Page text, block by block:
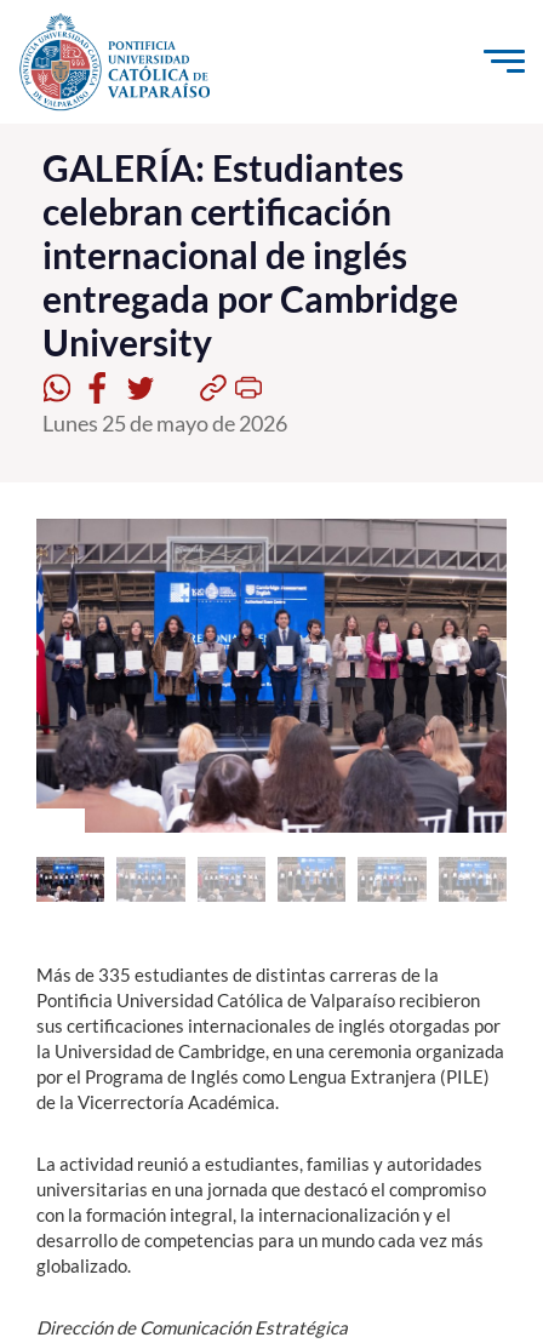
Click acá para ir directamente al contenido
La Universidad
Investigación, Creación e Innovación
PUCV Internacional
Vinculación con el Medio
Admisión
Pregrado
Estudiantes
Académicos
Funcionarios
Alumni
GALERÍA: Estudiantes
celebran certificación
internacional de inglés
entregada por Cambridge
University
Lunes 25 de mayo de 2026
Más de 335 estudiantes de distintas carreras de la
Pontificia Universidad Católica de Valparaíso recibieron
sus certificaciones internacionales de inglés otorgadas por
la Universidad de Cambridge, en una ceremonia organizada
por el Programa de Inglés como Lengua Extranjera (PILE)
de la Vicerrectoría Académica.
La actividad reunió a estudiantes, familias y autoridades
universitarias en una jornada que destacó el compromiso
con la formación integral, la internacionalización y el
desarrollo de competencias para un mundo cada vez más
globalizado.
Dirección de Comunicación Estratégica